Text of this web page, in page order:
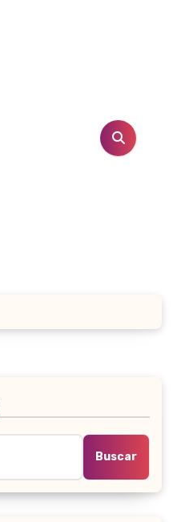
Buscar